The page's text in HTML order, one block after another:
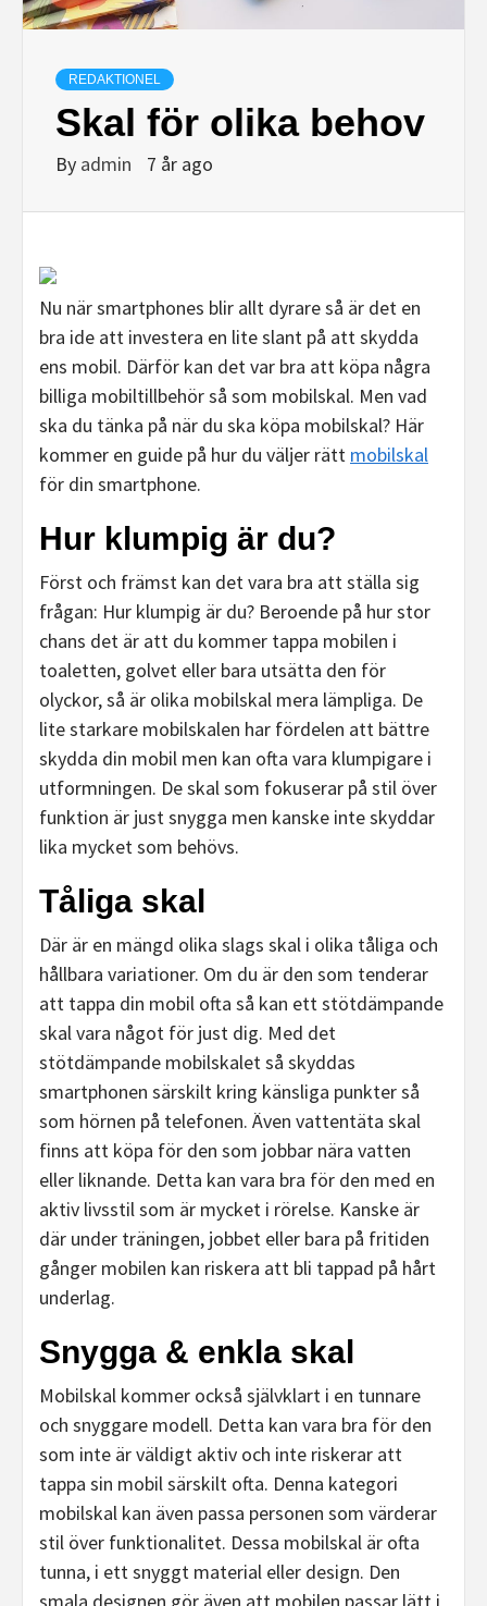
REDAKTIONEL
Skal för olika behov
By admin 7 år ago
Nu när smartphones blir allt dyrare så är det en
bra ide att investera en lite slant på att skydda
ens mobil. Därför kan det var bra att köpa några
billiga mobiltillbehör så som mobilskal. Men vad
ska du tänka på när du ska köpa mobilskal? Här
kommer en guide på hur du väljer rätt mobilskal
för din smartphone.
Hur klumpig är du?
Först och främst kan det vara bra att ställa sig
frågan: Hur klumpig är du? Beroende på hur stor
chans det är att du kommer tappa mobilen i
toaletten, golvet eller bara utsätta den för
olyckor, så är olika mobilskal mera lämpliga. De
lite starkare mobilskalen har fördelen att bättre
skydda din mobil men kan ofta vara klumpigare i
utformningen. De skal som fokuserar på stil över
funktion är just snygga men kanske inte skyddar
lika mycket som behövs.
Tåliga skal
Där är en mängd olika slags skal i olika tåliga och
hållbara variationer. Om du är den som tenderar
att tappa din mobil ofta så kan ett stötdämpande
skal vara något för just dig. Med det
stötdämpande mobilskalet så skyddas
smartphonen särskilt kring känsliga punkter så
som hörnen på telefonen. Även vattentäta skal
finns att köpa för den som jobbar nära vatten
eller liknande. Detta kan vara bra för den med en
aktiv livsstil som är mycket i rörelse. Kanske är
där under träningen, jobbet eller bara på fritiden
gånger mobilen kan riskera att bli tappad på hårt
underlag.
Snygga & enkla skal
Mobilskal kommer också självklart i en tunnare
och snyggare modell. Detta kan vara bra för den
som inte är väldigt aktiv och inte riskerar att
tappa sin mobil särskilt ofta. Denna kategori
mobilskal kan även passa personen som värderar
stil över funktionalitet. Dessa mobilskal är ofta
tunna, i ett snyggt material eller design. Den